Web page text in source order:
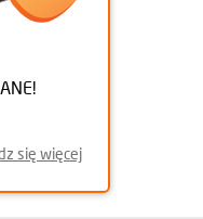
się więcej